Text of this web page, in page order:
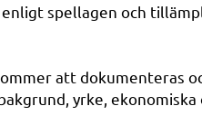
spellagen och
att dokumenteras
yrke,